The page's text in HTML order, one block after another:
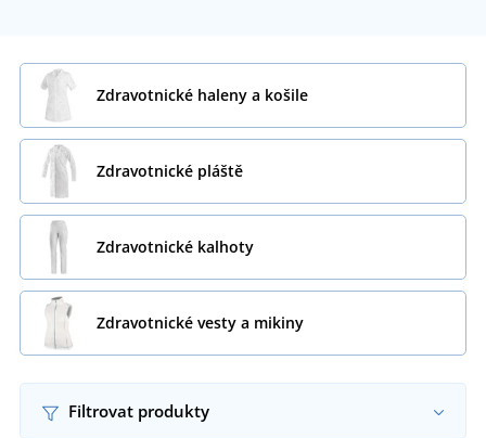
Zdravotnické haleny a košile
Zdravotnické pláště
Zdravotnické kalhoty
Zdravotnické vesty a mikiny
Filtrovat produkty